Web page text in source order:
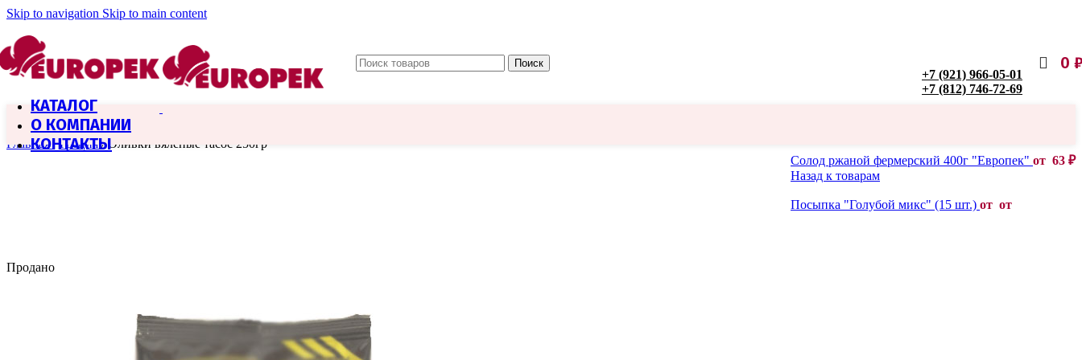
Skip to navigation Skip to main content
Поиск
+7 (921) 966-05-01
+7 (812) 746-72-69
0
КАТАЛОГ
О КОМПАНИИ
КОНТАКТЫ
Главная / Греция / Оливки вяленые тасос 250гр
Солод ржаной фермерский 400г "Европек" от 63 ₽
Назад к товарам
Посыпка "Голубой микс" (15 шт.) от от
Продано